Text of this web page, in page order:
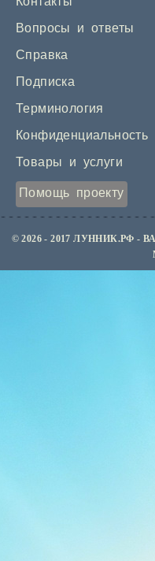
Вопросы и ответы
Справка
Подписка
Терминология
Конфиденциальность
Товары и услуги
Помощь проекту
© 2026 - 2017 ЛУННИК.РФ